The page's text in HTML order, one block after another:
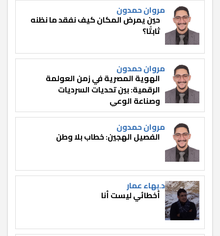
مروان حمدون
حين يمرض المكان كيف نفقد ما نظنه
ثابتًا؟
مروان حمدون
الهوية المصرية في زمن العولمة
الرقمية: بين تحديات السرديات
وصناعة الوعي
مروان حمدون
الفصيل الهجين: خطاب بلا وطن
د.بهاء عمار
أخطائي ليست أنا